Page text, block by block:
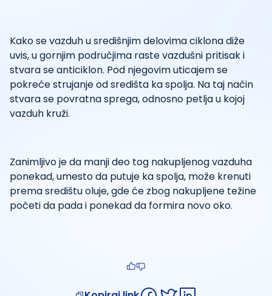
Kako se vazduh u središnjim delovima ciklona diže
uvis, u gornjim područjima raste vazdušni pritisak i
stvara se anticiklon. Pod njegovim uticajem se
pokreće strujanje od središta ka spolja. Na taj način
stvara se povratna sprega, odnosno petlja u kojoj
vazduh kruži.
Zanimljivo je da manji deo tog nakupljenog vazduha
ponekad, umesto da putuje ka spolja, može krenuti
prema središtu oluje, gde će zbog nakupljene težine
početi da pada i ponekad da formira novo oko.